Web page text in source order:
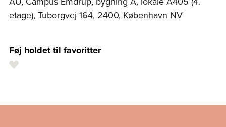
etage), Tuborgvej 164, 2400, København NV
Føj holdet til favoritter